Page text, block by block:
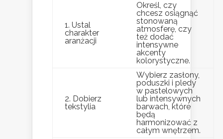
1. Ustal
charakter
aranżacji
Określ, czy
chcesz osiągnąć
stonowaną
atmosferę, czy
też dodać
intensywne
akcenty
kolorystyczne.
2. Dobierz
tekstylia
Wybierz zasłony,
poduszki i pledy
w pastelowych
lub intensywnych
barwach, które
będą
harmonizować z
całym wnętrzem.